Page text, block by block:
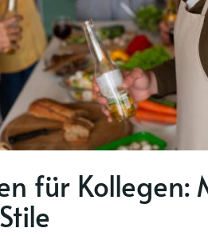
für Kollegen: